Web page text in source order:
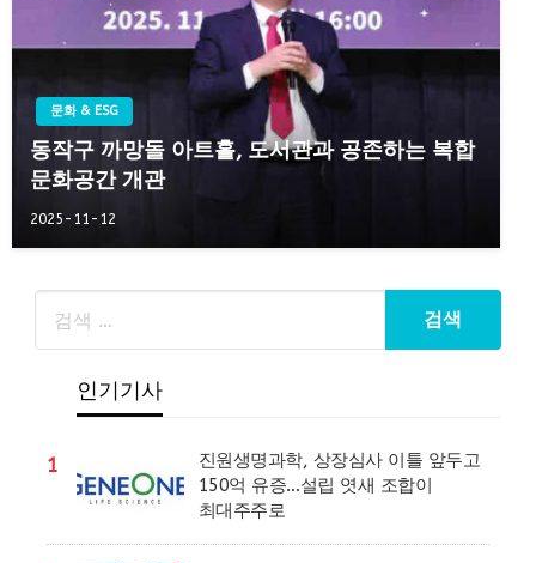
문화 & ESG
동작구 까망돌 아트홀, 도서관과 공존하는 복합
문화공간 개관
2025-11-12
인기기사
1
진원생명과학, 상장심사 이틀 앞두고
150억 유증…설립 엿새 조합이
최대주주로